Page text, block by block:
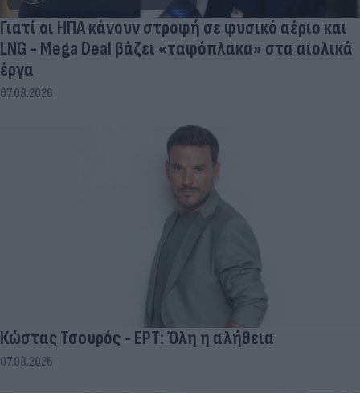
Γιατί οι ΗΠΑ κάνουν στροφή σε φυσικό αέριο και
LNG - Mega Deal βάζει «ταφόπλακα» στα αιολικά
έργα
07.08.2026
Κώστας Τσουρός - ΕΡΤ: Όλη η αλήθεια
07.08.2026